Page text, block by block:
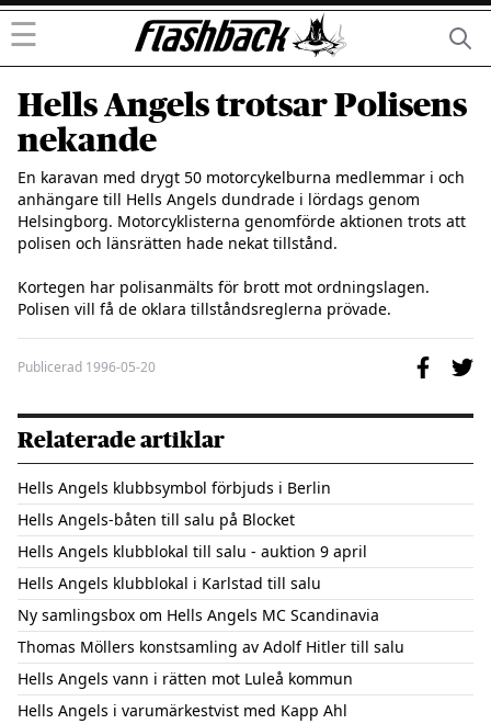
☰
Hells Angels trotsar Polisens
nekande
En karavan med drygt 50 motorcykelburna medlemmar i och
anhängare till Hells Angels dundrade i lördags genom
Helsingborg. Motorcyklisterna genomförde aktionen trots att
polisen och länsrätten hade nekat tillstånd.
Kortegen har polisanmälts för brott mot ordningslagen.
Polisen vill få de oklara tillståndsreglerna prövade.
Publicerad 1996-05-20
Relaterade artiklar
Hells Angels klubbsymbol förbjuds i Berlin
Hells Angels-båten till salu på Blocket
Hells Angels klubblokal till salu - auktion 9 april
Hells Angels klubblokal i Karlstad till salu
Ny samlingsbox om Hells Angels MC Scandinavia
Thomas Möllers konstsamling av Adolf Hitler till salu
Hells Angels vann i rätten mot Luleå kommun
Hells Angels i varumärkestvist med Kapp Ahl